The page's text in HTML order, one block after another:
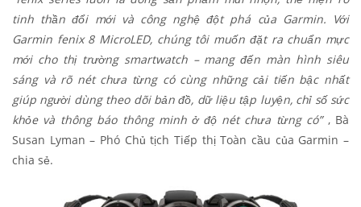
tinh thần đổi mới và công nghệ đột phá của Garmin. Với
Garmin fenix 8 MicroLED, chúng tôi muốn đặt ra chuẩn mực
mới cho thị trường smartwatch – mang đến màn hình siêu
sáng và rõ nét chưa từng có cùng những cải tiến bậc nhất
giúp người dùng theo dõi bản đồ, dữ liệu tập luyện, chỉ số sức
khỏe và thông báo thông minh ở độ nét chưa từng có”, Bà
Susan Lyman – Phó Chủ tịch Tiếp thị Toàn cầu của Garmin –
chia sẻ.